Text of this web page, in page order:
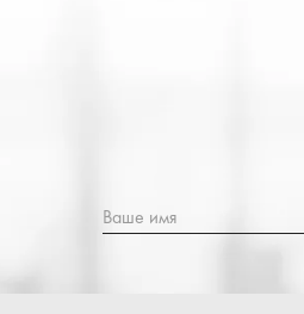
Ваше имя